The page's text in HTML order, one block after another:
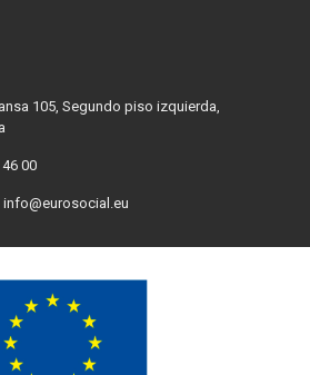
105, Segundo piso izquierda,
00
info@eurosocial.eu